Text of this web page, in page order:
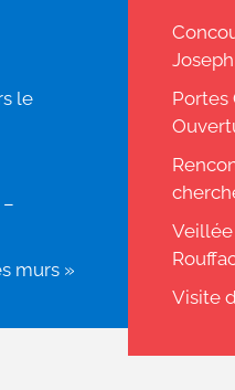
le
murs »
Portes
Visite